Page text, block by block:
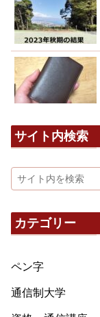
サイト内検索
カテゴリー
ペン字
通信制大学